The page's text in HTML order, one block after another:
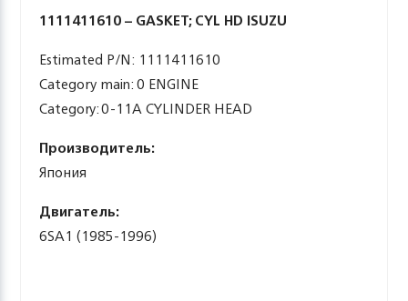
1111411610 – GASKET; CYL HD ISUZU
Estimated P/N: 1111411610
Category main: 0 ENGINE
Category: 0-11A CYLINDER HEAD
Производитель:
Япония
Двигатель:
6SA1 (1985-1996)